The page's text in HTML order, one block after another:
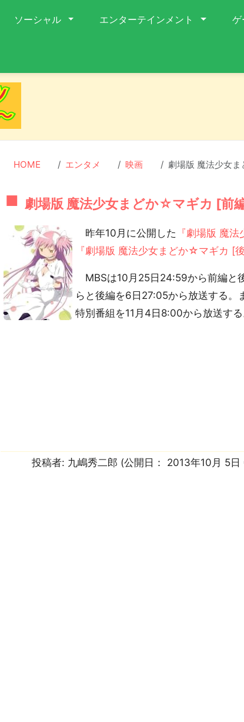
ソーシャル エンターテインメント ゲ
HOME エンタメ 映画 劇場版 魔法少女
劇場版 魔法少女まどか☆マギカ [前
昨年10月に公開した 『劇場版 魔
『劇場版 魔法少女まどか☆マギカ [
MBSは10月25日24:59から前編と
らと後編を6日27:05から放送する。
特別番組を11月4日8:00から放送する
投稿者: 九嶋秀二郎 (公開日： 2013年10月 5日